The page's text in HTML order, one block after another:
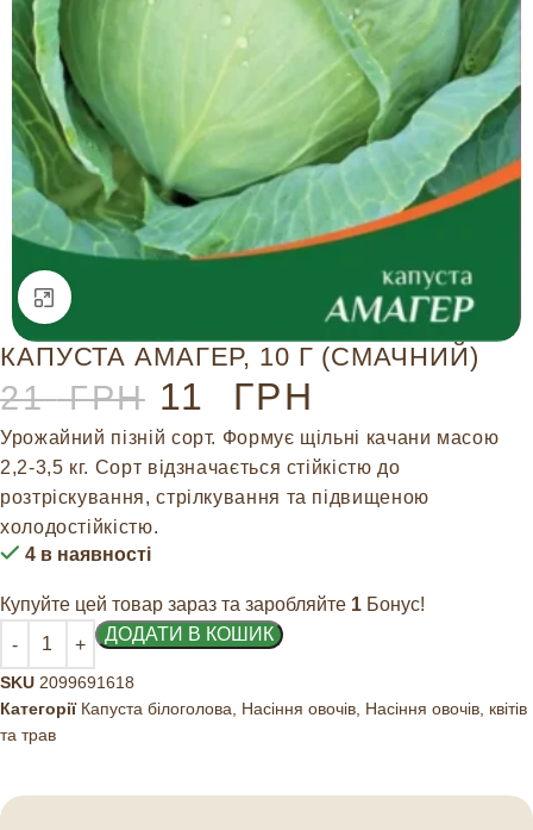
Натисніть, щоб збільшити
КАПУСТА АМАГЕР, 10 Г (СМАЧНИЙ)
21ГРН 11 ГРН
Урожайний пізній сорт. Формує щільні качани масою
2,2-3,5 кг. Сорт відзначається стійкістю до
розтріскування, стрілкування та підвищеною
холодостійкістю.
4 в наявності
Купуйте цей товар зараз та заробляйте 1 Бонус!
ДОДАТИ В КОШИК
SKU 2099691618
Категорії Капуста білоголова Насіння овочів Насіння овочів, квітів
та трав